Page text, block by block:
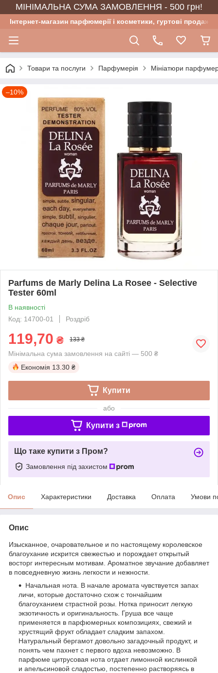
МІНІМАЛЬНА СУМА ЗАМОВЛЕННЯ - 500 грн!
Інтернет-магазин парфюмерії і косметики, гуртові продажі
Товари та послуги Парфумерія Мініатюри
–10%
Parfums de Marly Delina La Rosee - Selective
Tester 60ml
В наявності
Код: 14700-01
Роздріб
119,70 ₴ 133 ₴
Мінімальна сума замовлення на сайті — 500 ₴
Економія 13.30 ₴
Купити
або
Купити з
Що таке купити з Пром?
Замовлення під захистом
Опис Характеристики Доставка Оплата Умови
Опис
Изысканное, очаровательное и по настоящему королевское
благоухание искрится свежестью и порождает открытый
восторг интересным мотивам. Ароматное звучание добавляет
в повседневную жизнь легкости и нежности.
Начальная нота. В начале аромата чувствуется запах
личи, которые достаточно схож с тончайшим
благоуханием страстной розы. Нотка приносит легкую
экзотичность и оригинальность. Груша все чаще
применяется в парфюмерных композициях, свежий и
хрустящий фрукт обладает сладким запахом.
Натуральный бергамот довольно загадочный продукт, и
понять чем пахнет с первого вдоха невозможно. В
парфюме цитрусовая нота отдает лимонной кислинкой
и апельсиновой сладостью, постепенно растворяясь в